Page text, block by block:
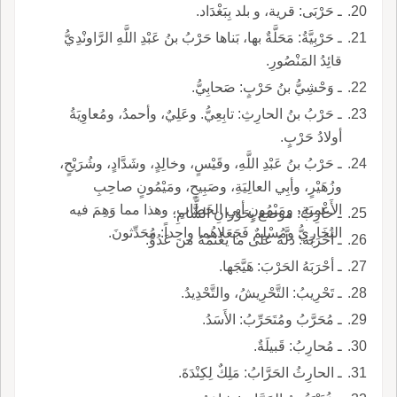
ـ حَرْبَى: قرية، و بلد بِبَغْدَاد.
ـ حَرْبِيَّةُ: مَحَلَّةٌ بها، بَناها حَرْبُ بنُ عَبْدِ اللَّهِ الرَّاونْدِيُّ
قائِدُ المَنْصُورِ.
ـ وَحْشِيُّ بنُ حَرْبٍ: صَحابِيُّ.
ـ حَرْبُ بنُ الحارِثِ: تابِعِيُّ. وعَلِيٌ، وأحمدُ، ومُعاوِيَةُ
أولادُ حَرْبٍ.
ـ حَرْبُ بنُ عَبْدِ اللَّهِ، وقَيْسٍ، وخالِدٍ، وشَدَّادٍ، وشُرَيْحٍ،
وزُهَيْرٍ، وأبِي العالِيَةِ، وصَبِيحٍ، ومَيْمُونٍ صاحِبِ
الأَعْمِيَةِ، ومَيْمُونٍ أبي الخَطَّابِ، وهذا مما وَهِمَ فيه
البُخَارِيُّ ومُسْلِمٌ فَجَعَلاهُما واحِداً: مُحَدِّثونَ.
ـ حارِبٌ: موضع بِحَوْرانِ الشَّامِ.
ـ أحْرَبَهُ: دَلَّهُ على ما يَغْنَمُهُ من عَدُوٍّ.
ـ أحْرَبَهُ الحَرْبَ: هَيَّجَها.
ـ تَحْرِيبُ: التَّحْرِيشُ، والتَّحْدِيدُ.
ـ مُحَرَّبُ ومُتَحَرِّبُ: الأَسَدُ.
ـ مُحارِبُ: قَبيلَةٌ.
ـ الحارِثُ الحَرَّابُ: مَلِكٌ لِكِنْدَةَ.